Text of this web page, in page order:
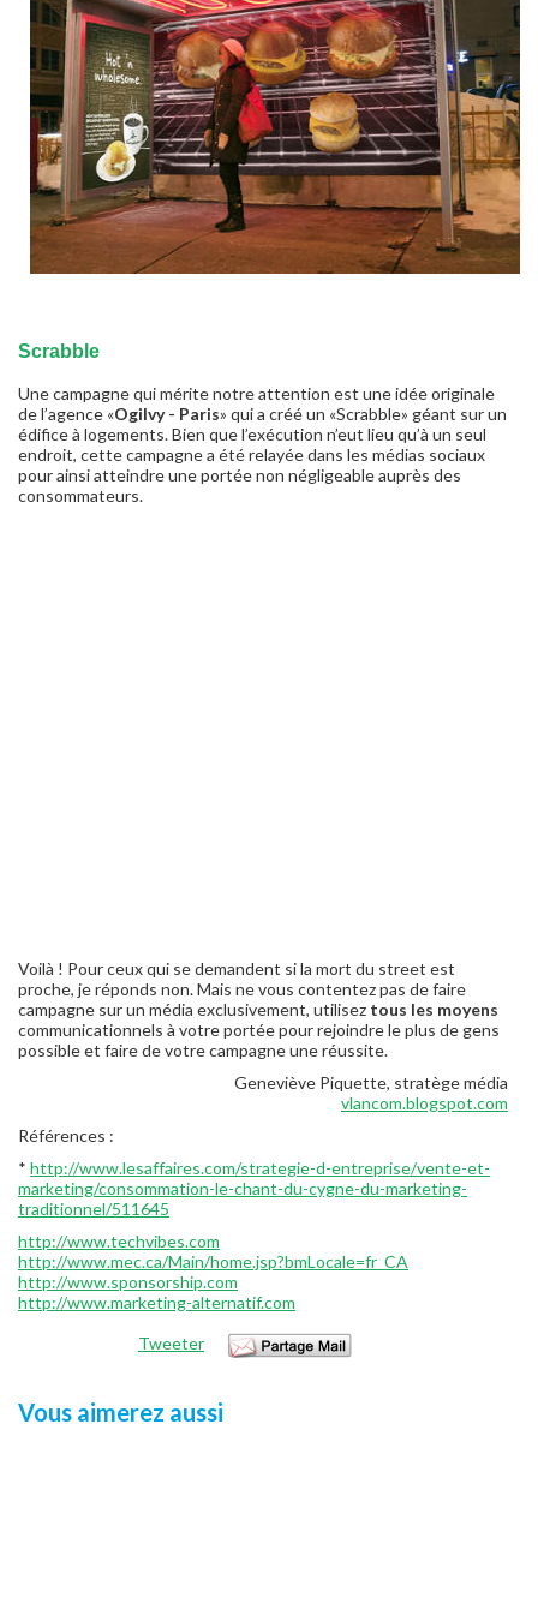
Scrabble
Une campagne qui mérite notre attention est une idée originale
de l’agence «Ogilvy - Paris» qui a créé un «Scrabble» géant sur un
édifice à logements. Bien que l’exécution n’eut lieu qu’à un seul
endroit, cette campagne a été relayée dans les médias sociaux
pour ainsi atteindre une portée non négligeable auprès des
consommateurs.
Voilà ! Pour ceux qui se demandent si la mort du street est
proche, je réponds non. Mais ne vous contentez pas de faire
campagne sur un média exclusivement, utilisez tous les moyens
communicationnels à votre portée pour rejoindre le plus de gens
possible et faire de votre campagne une réussite.
Geneviève Piquette, stratège média
vlancom.blogspot.com
Références :
* http://www.lesaffaires.com/strategie-d-entreprise/vente-et-
marketing/consommation-le-chant-du-cygne-du-marketing-
traditionnel/511645
http://www.techvibes.com
http://www.mec.ca/Main/home.jsp?bmLocale=fr_CA
http://www.sponsorship.com
http://www.marketing-alternatif.com
Tweeter
Vous aimerez aussi